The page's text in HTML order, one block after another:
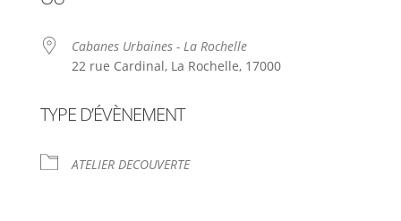
Cabanes Urbaines - La Rochelle
22 rue Cardinal, La Rochelle, 17000
TYPE D’ÉVÈNEMENT
ATELIER DECOUVERTE